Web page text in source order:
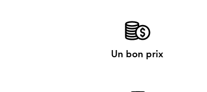
Un bon prix